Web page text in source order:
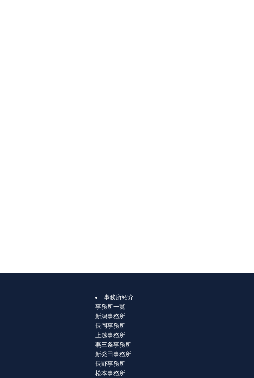
事務所紹介
事務所一覧
新潟事務所
長岡事務所
上越事務所
燕三条事務所
新発田事務所
長野事務所
松本事務所